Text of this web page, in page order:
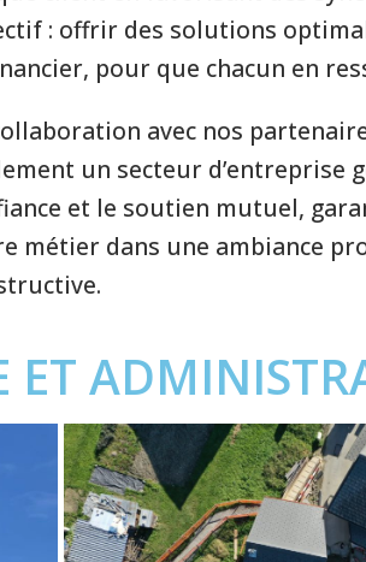
: offrir des solutions
pour que chacun en
avec nos
un secteur d’entreprise
et le soutien mutuel,
métier dans une ambiance
ET